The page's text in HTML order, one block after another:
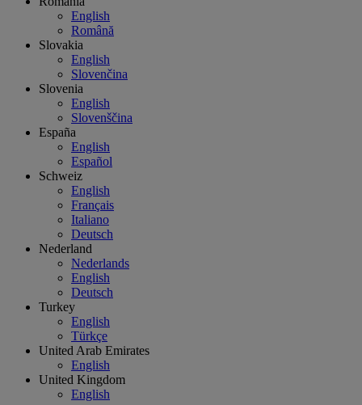
English
Română
Slovakia
English
Slovenčina
Slovenia
English
Slovenščina
España
English
Español
Schweiz
English
Français
Italiano
Deutsch
Nederland
Nederlands
English
Deutsch
Turkey
English
Türkçe
United Arab Emirates
English
United Kingdom
English